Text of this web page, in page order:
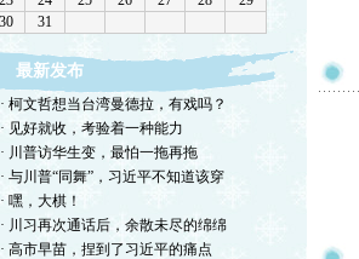
最新发布
· 柯文哲想当台湾曼德拉，有戏吗？
· 见好就收，考验着一种能力
· 川普访华生变，最怕一拖再拖
· 与川普“同舞”，习近平不知道该穿
· 嘿，大棋！
· 川习再次通话后，余散未尽的绵绵
· 高市早苗，捏到了习近平的痛点